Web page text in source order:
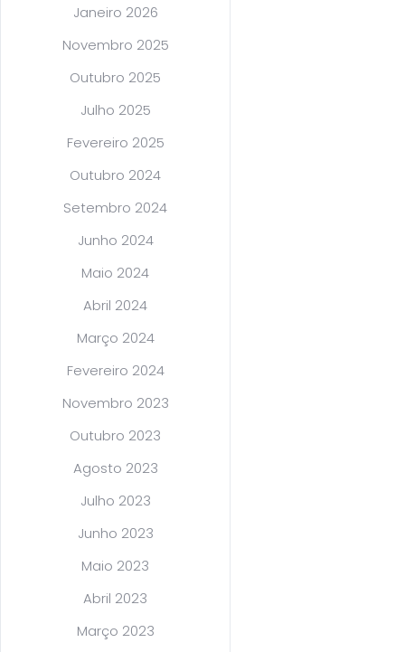
Janeiro 2026
Novembro 2025
Outubro 2025
Julho 2025
Fevereiro 2025
Outubro 2024
Setembro 2024
Junho 2024
Maio 2024
Abril 2024
Março 2024
Fevereiro 2024
Novembro 2023
Outubro 2023
Agosto 2023
Julho 2023
Junho 2023
Maio 2023
Abril 2023
Março 2023